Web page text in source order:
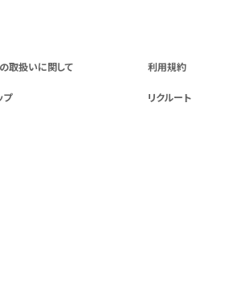
取扱いに関して 利用規約
プ リクルート